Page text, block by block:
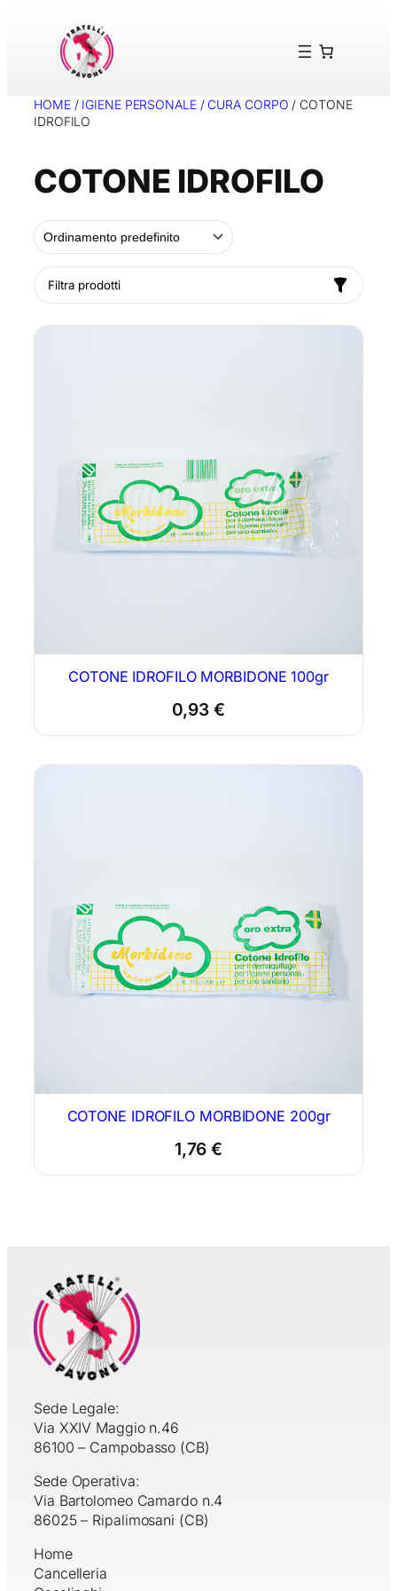
contenuto
HOME/ IGIENE PERSONALE/ CURA CORPO / COTONE
IDROFILO
COTONE IDROFILO
Filtra prodotti
COTONE IDROFILO MORBIDONE 100gr
0,93 €
COTONE IDROFILO MORBIDONE 200gr
1,76€
Sede Legale:
Via XXIV Maggio n.46
86100 – Campobasso (CB)
Sede Operativa:
Via Bartolomeo Camardo n.4
86025 – Ripalimosani (CB)
Home
Cancelleria